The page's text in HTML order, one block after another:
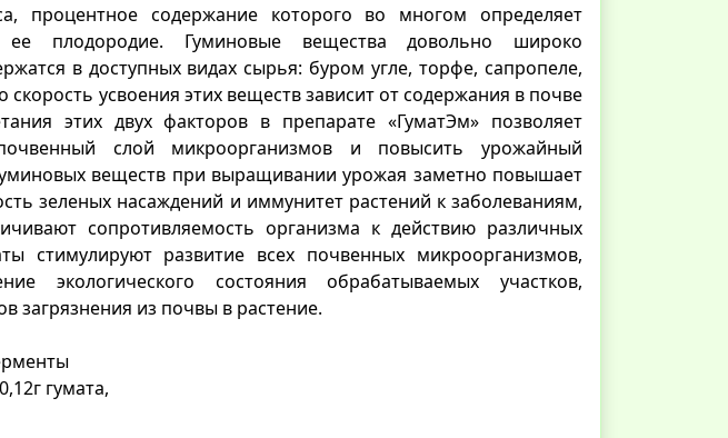
процентное содержание которого во многом определяет
плодородие. Гуминовые вещества довольно широко
в доступных видах сырья: буром угле, торфе, сапропеле,
скорость усвоения этих веществ зависит от содержания в почве
этих двух факторов в препарате «ГуматЭм» позволяет
слой микроорганизмов и повысить урожайный
веществ при выращивании урожая заметно повышает
зеленых насаждений и иммунитет растений к заболеваниям,
сопротивляемость организма к действию различных
стимулируют развитие всех почвенных микроорганизмов,
экологического состояния обрабатываемых участков,
загрязнения из почвы в растение.
гумата,